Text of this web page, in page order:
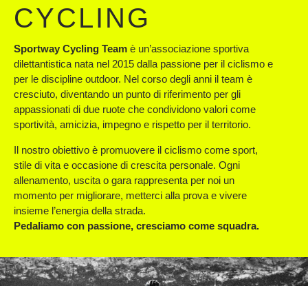
CYCLING
Sportway Cycling Team è un’associazione sportiva
dilettantistica nata nel 2015 dalla passione per il ciclismo e
per le discipline outdoor. Nel corso degli anni il team è
cresciuto, diventando un punto di riferimento per gli
appassionati di due ruote che condividono valori come
sportività, amicizia, impegno e rispetto per il territorio.
Il nostro obiettivo è promuovere il ciclismo come sport,
stile di vita e occasione di crescita personale. Ogni
allenamento, uscita o gara rappresenta per noi un
momento per migliorare, metterci alla prova e vivere
insieme l’energia della strada.
Pedaliamo con passione, cresciamo come squadra.